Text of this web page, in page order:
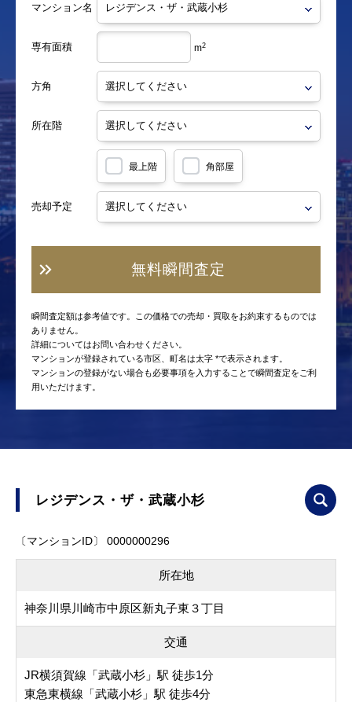
マンション名
専有面積 m2
方角
所在階
最上階 角部屋
売却予定
無料瞬間査定
瞬間査定額は参考値です。この価格での売却・買取をお約束するものでは
ありません。
詳細についてはお問い合わせください。
マンションが登録されている市区、町名は太字 *で表示されます。
マンションの登録がない場合も必要事項を入力することで瞬間査定をご利
用いただけます。
レジデンス・ザ・武蔵小杉
〔マンションID〕 0000000296
所在地
神奈川県川崎市中原区新丸子東３丁目
交通
JR横須賀線「武蔵小杉」駅 徒歩1分
東急東横線「武蔵小杉」駅 徒歩4分